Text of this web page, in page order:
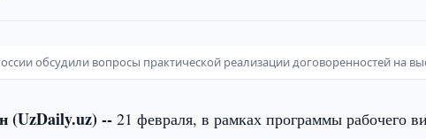
обсудили вопросы практической реализации договоренностей на
(UzDaily.uz) --21 февраля, в рамках программы рабочего